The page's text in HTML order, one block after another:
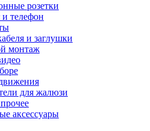
розетки
телефон
и заглушки
монтаж
для жалюзи
аксессуары